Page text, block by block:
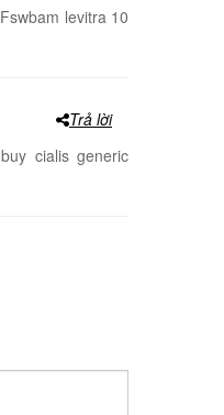
levitra 10
Trả lời
cialis generic